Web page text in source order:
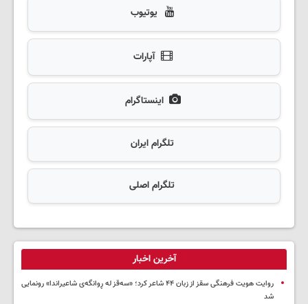
یوتیوب
آپارات
اینستاگرام
تلگرام ایران
تلگرام اصلی
آخرین اخبار
روایت هویت فرهنگی سقز از زبان ۴۴ شاعر کرد؛ «سەقز له ڕوانگەی شاعیراندا» رونمایی
شد